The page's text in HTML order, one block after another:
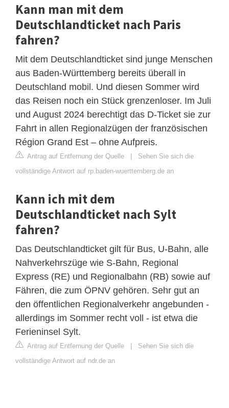
Kann man mit dem
Deutschlandticket nach Paris
fahren?
Mit dem Deutschlandticket sind junge Menschen
aus Baden-Württemberg bereits überall in
Deutschland mobil. Und diesen Sommer wird
das Reisen noch ein Stück grenzenloser. Im Juli
und August 2024 berechtigt das D-Ticket sie zur
Fahrt in allen Regionalzügen der französischen
Région Grand Est – ohne Aufpreis.
Antrag auf Entfernung der Quelle | Sehen Sie sich die
vollständige Antwort auf rp.baden-wuerttemberg.de an
Kann ich mit dem
Deutschlandticket nach Sylt
fahren?
Das Deutschlandticket gilt für Bus, U-Bahn, alle
Nahverkehrszüge wie S-Bahn, Regional
Express (RE) und Regionalbahn (RB) sowie auf
Fähren, die zum ÖPNV gehören. Sehr gut an
den öffentlichen Regionalverkehr angebunden -
allerdings im Sommer recht voll - ist etwa die
Ferieninsel Sylt.
Antrag auf Entfernung der Quelle | Sehen Sie sich die
vollständige Antwort auf ndr.de an